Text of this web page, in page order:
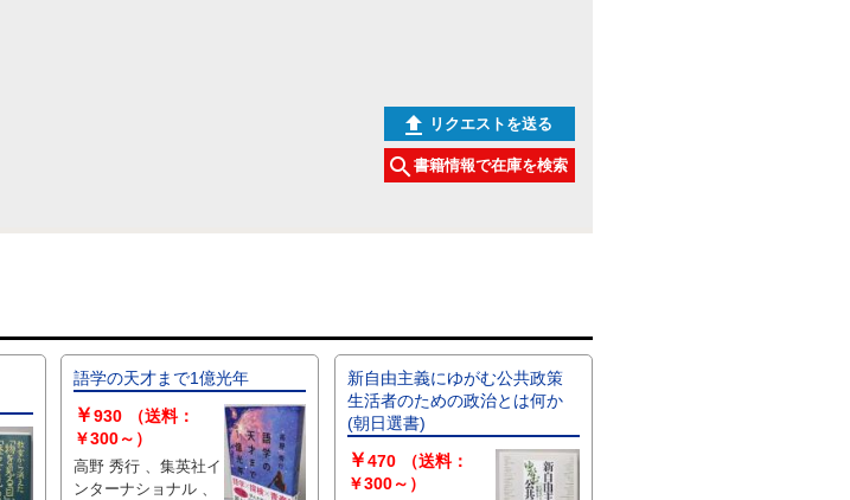
リクエストを送る
書籍情報で在庫を検索
語学の天才まで1億光年
￥930
（送料：
￥300～）
高野 秀行 、集英社イ
ンターナショナル 、
新自由主義にゆがむ公共政策
生活者のための政治とは何か
(朝日選書)
￥470
（送料：
￥300～）